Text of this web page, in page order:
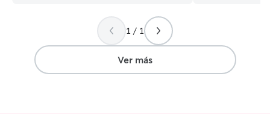
lo que da mucha tranquilidad...Shila la
adora y cuando la ve se va feliz de la
vida! Es como un finde de diversión cada
vez que la dejamos con ella! 100 %
recomendable !!
1 / 1
Ver más